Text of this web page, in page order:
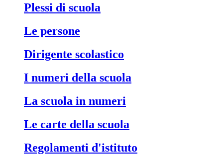
Plessi di scuola
Le persone
Dirigente scolastico
I numeri della scuola
La scuola in numeri
Le carte della scuola
Regolamenti d'istituto